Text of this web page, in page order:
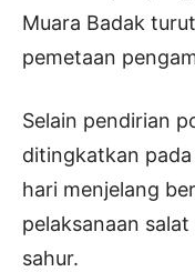
Muara Badak
pemetaan
Selain pendirian
ditingkatkan
hari menjelang
pelaksanaan
sahur.